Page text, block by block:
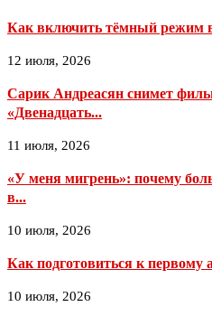
Как включить тёмный режим
12 июля, 2026
Сарик Андреасян снимет
«Двенадцать...
11 июля, 2026
«У меня мигрень»: почему
в...
10 июля, 2026
Как подготовиться к первому
10 июля, 2026